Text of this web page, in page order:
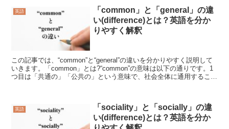
英語
「common」と「general」の違
い(difference)とは？英語を分か
りやすく解釈
この記事では、“common”と“general”の違いを分かりやすく説明して
いきます。「common」とは?“common”の意味は以下の通りです。1
つ目は「共通の」「公共の」という意味で、社会全体に通用すること
英語
「sociality」と「socially」の違
い(difference)とは？英語を分か